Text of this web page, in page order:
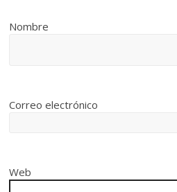
Nombre
Correo electrónico
Web